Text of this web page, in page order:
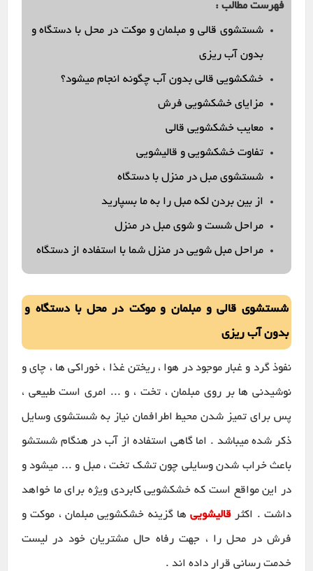
فهرست مطالب :
شستشوی قالی و مبلمان و موکت در محل با دستگاه و
بدون آب ریزی
خشکشویی قالی بدون آب چگونه انجام میشود؟
مزایای خشکشویی فرش
معایب خشکشویی قالی
تفاوت خشکشویی و قالیشویی
شستشوی مبل در منزل با دستگاه
از بین بردن لکه مبل را به ما بسپارید
مراحل شست و شوی مبل در منزل
مراحل مبل شویی در منزل شما با استفاده از دستگاه
شستشوی قالی و مبلمان و موکت در محل با دستگاه و
بدون آب ریزی
نفوذ گرد و غبار موجود در هوا ، ریختن غذا ، خوراکی ها ، چای و
نوشیدنی ها بر روی مبلمان ، تخت ، و ... امری است طبیعی ،
پس برای تمیز شدن محیط اطرافمان نیاز به شستشوی وسایل
ذکر شده میباشد . اما گاهی استفاده از آب در هنگام شستشو
باعث خراب شدن وسایلی چون تشک تخت ، مبل و ... میشود و
در این مواقع است که خشکشویی کابردی ویژه برای ما خواهد
داشت . اکثر قالیشوییها گزینه خشکشویی مبلمان ، موکت و
فرش در محل را ، جهت رفاه حال مشتریان خود در لیست
خدمت رسانی قرار داده اند .